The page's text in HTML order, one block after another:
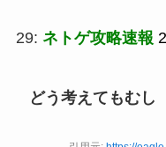
29: ネトゲ攻略速報
どう考えてもむし